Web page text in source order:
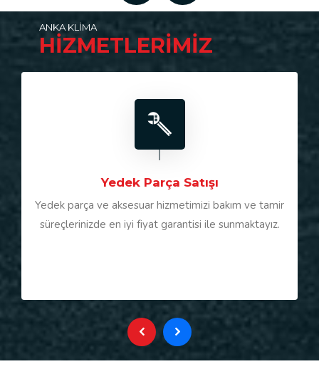
ANKA KLİMA
HİZMETLERİMİZ
Yedek Parça Satışı
Yedek parça ve aksesuar hizmetimizi bakım ve tamir
süreçlerinizde en iyi fiyat garantisi ile sunmaktayız.